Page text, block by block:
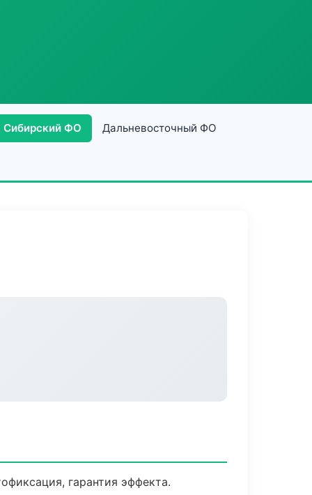
Сибирский ФО Дальневосточный ФО
гарантия эффекта.